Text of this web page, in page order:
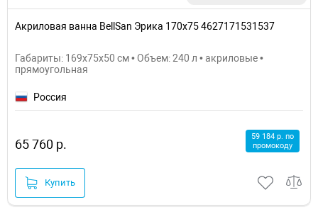
Акриловая ванна BellSan Эрика 170x75 4627171531537
Габариты: 169x75x50 см • Объем: 240 л • акриловые •
прямоугольная
Россия
65 760 р.
59 184 р. по
промокоду
Купить